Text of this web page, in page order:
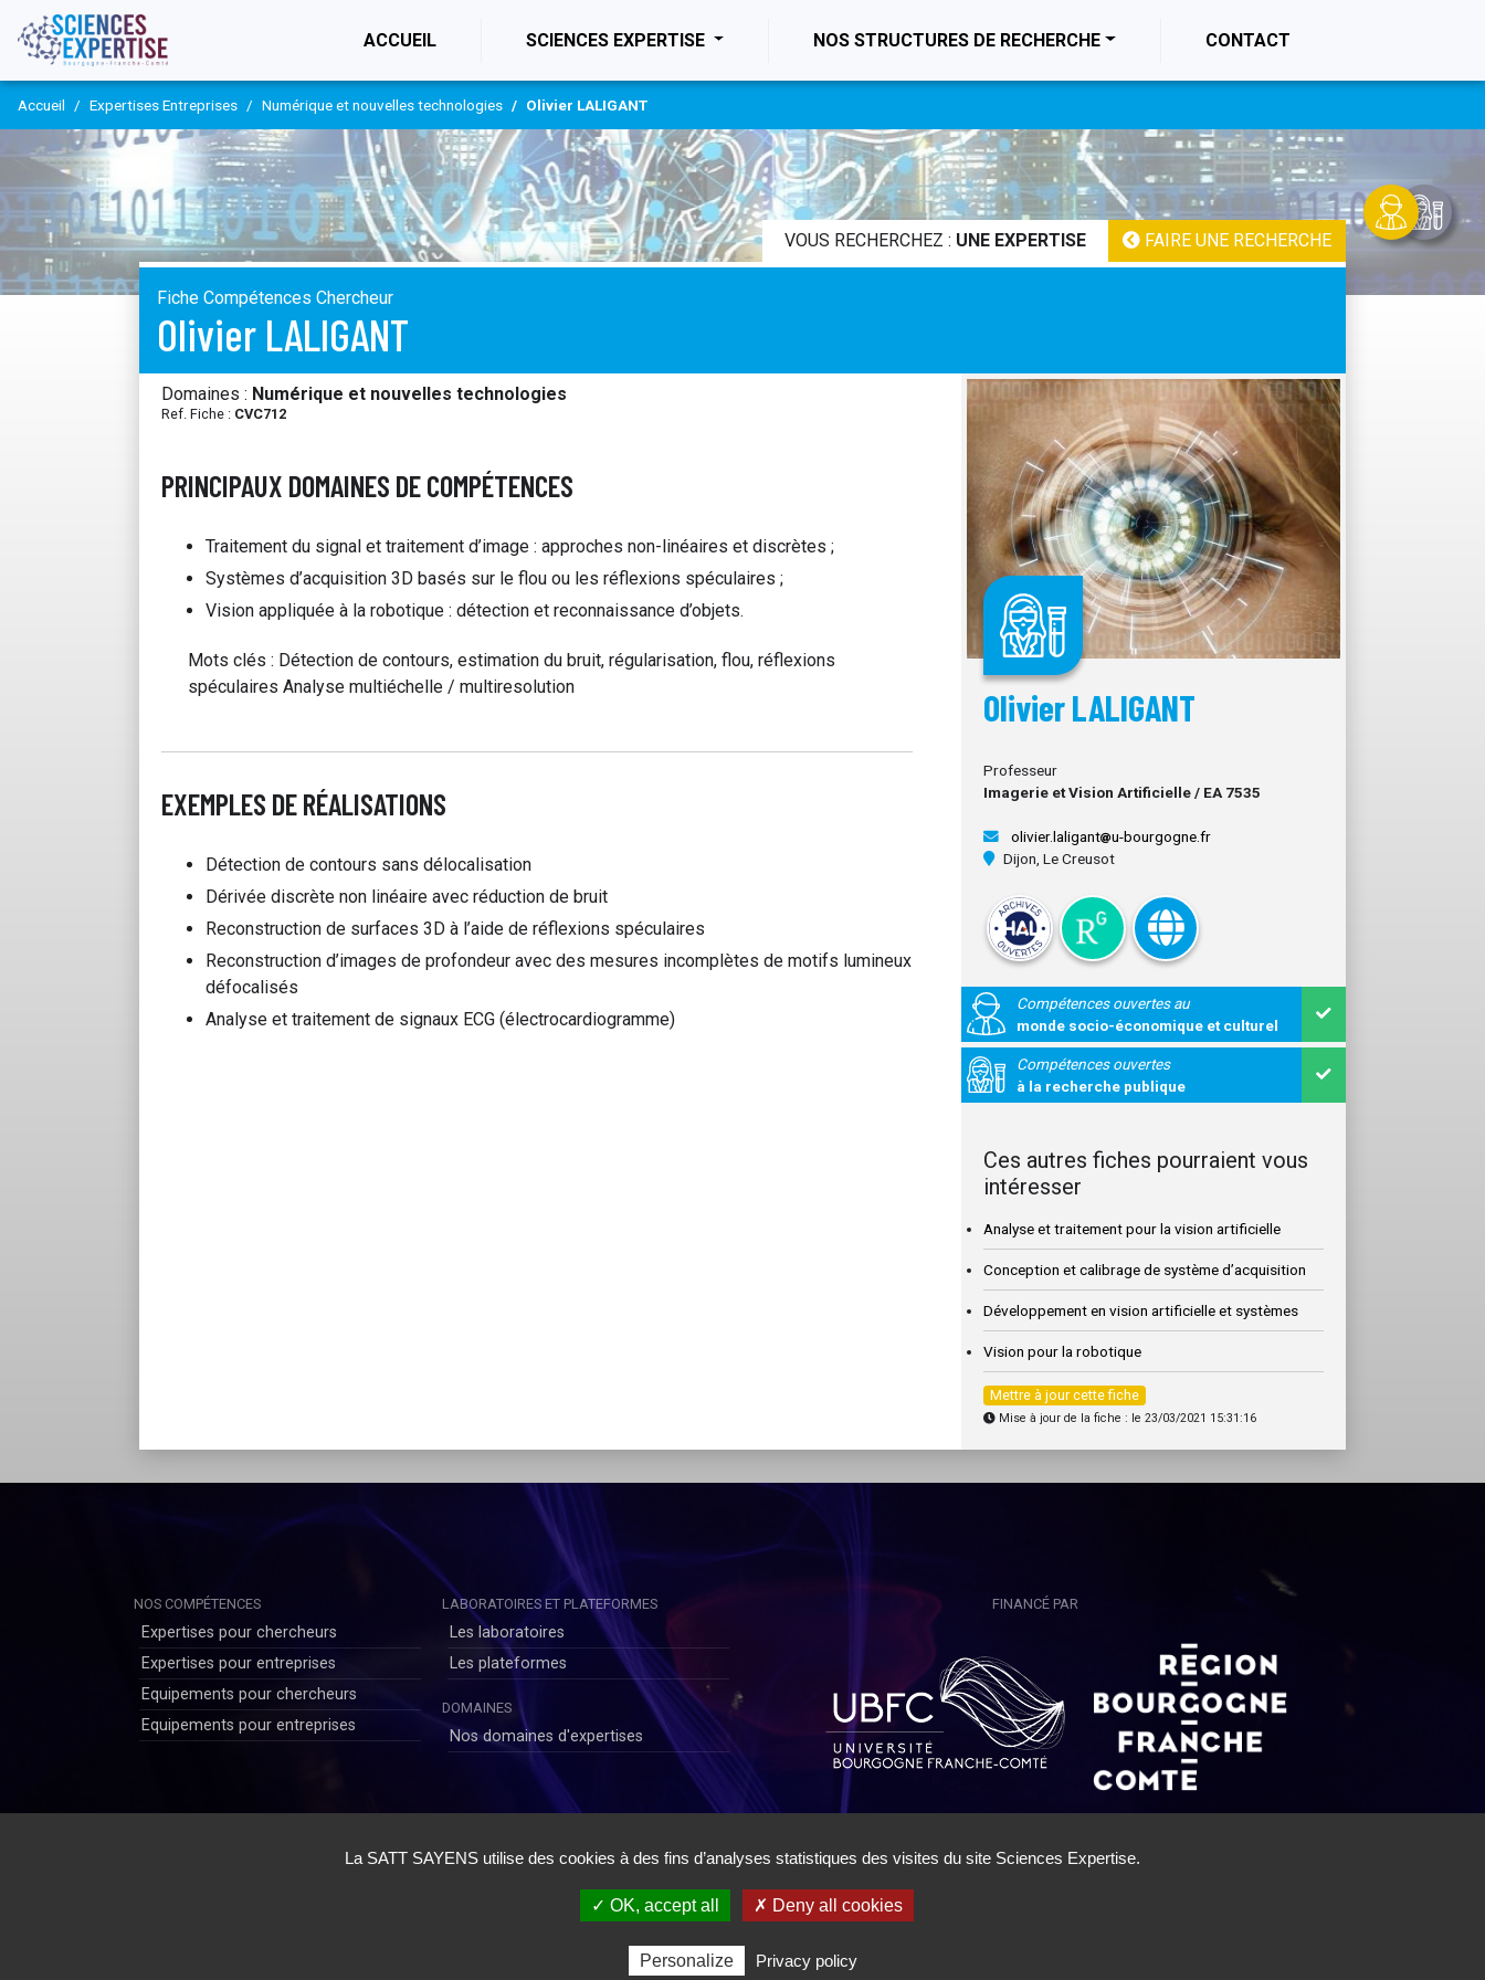
ACCUEIL (CURRENT)SCIENCES EXPERTISE NOS STRUCTURES DE RECHERCHE CONTACT
Accueil Expertises Entreprises Numérique et nouvelles technologies Olivier LALIGANT
VOUS RECHERCHEZ : UNE EXPERTISE FAIRE UNE RECHERCHE
Fiche Compétences Chercheur
Olivier LALIGANT
Domaines : Numérique et nouvelles technologies
Ref. Fiche : CVC712
PRINCIPAUX DOMAINES DE COMPÉTENCES
Traitement du signal et traitement d’image : approches non-linéaires et discrètes ;
Systèmes d’acquisition 3D basés sur le flou ou les réflexions spéculaires ;
Vision appliquée à la robotique : détection et reconnaissance d’objets.
Mots clés : Détection de contours, estimation du bruit, régularisation, flou, réflexions
spéculaires Analyse multiéchelle / multiresolution
EXEMPLES DE RÉALISATIONS
Détection de contours sans délocalisation
Dérivée discrète non linéaire avec réduction de bruit
Reconstruction de surfaces 3D à l’aide de réflexions spéculaires
Reconstruction d’images de profondeur avec des mesures incomplètes de motifs lumineux
défocalisés
Analyse et traitement de signaux ECG (électrocardiogramme)
Olivier LALIGANT
Professeur
Imagerie et Vision Artificielle / EA 7535
olivier.laligant
u-bourgogne.fr
Dijon, Le Creusot
Compétences ouvertes au
monde socio-économique et culturel
Compétences ouvertes
à la recherche publique
Ces autres fiches pourraient vous
intéresser
Analyse et traitement pour la vision artificielle
Conception et calibrage de système d’acquisition
Développement en vision artificielle et systèmes
Vision pour la robotique
Mettre à jour cette fiche
Mise à jour de la fiche : le 23/03/2021 15:31:16
NOS COMPÉTENCES
Expertises pour chercheurs
Expertises pour entreprises
Equipements pour chercheurs
Equipements pour entreprises
LABORATOIRES ET PLATEFORMES
Les laboratoires
Les plateformes
DOMAINES
Nos domaines d'expertises
FINANCÉ PAR
Politique de Confidentialité Utilisateurs|Politique de Confidentialité Chercheurs|Conditions Générales d'Utilisation|Cookies
✓ OK, accept all ✗ Deny all cookies
Personalize Privacy policy